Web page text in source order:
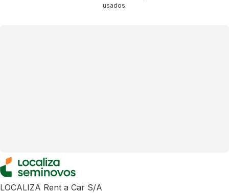
usados.
LOCALIZA Rent a Car S/A